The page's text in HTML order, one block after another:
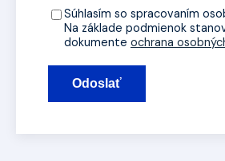
Súhlasím so spracovaním
Na základe podmienok
dokumente ochrana
Odoslať